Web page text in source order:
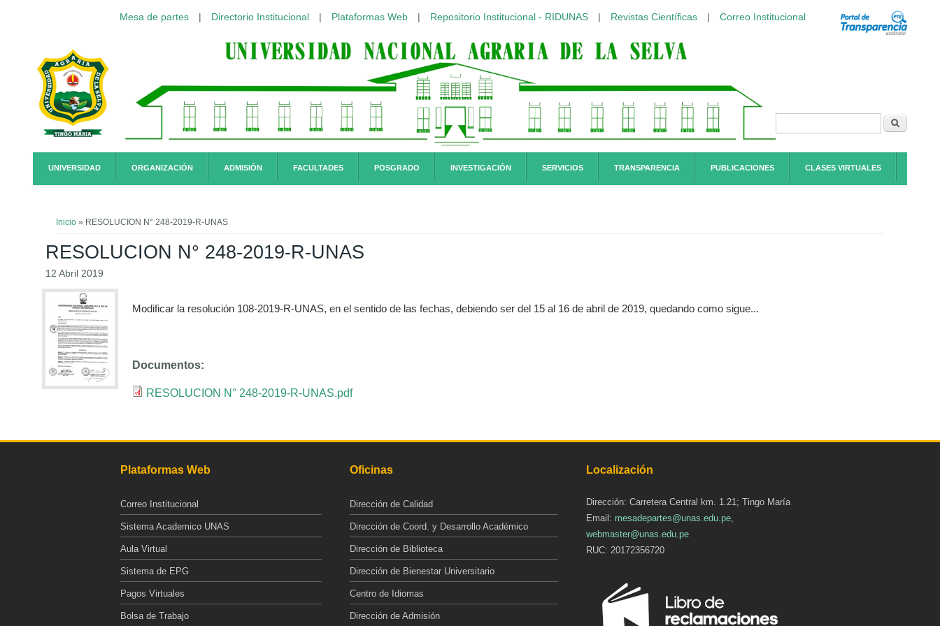
Mesa de partes | Directorio Institucional | Plataformas Web | Repositorio Institucional - RIDUNAS | Revistas Científicas | Correo Institucional
Formulario de
UNIVERSIDAD ORGANIZACIÓN ADMISIÓN FACULTADES POSGRADO INVESTIGACIÓN SERVICIOS TRANSPARENCIA PUBLICACIONES CLASES VIRTUALES
Inicio » RESOLUCION N° 248-2019-R-UNAS
RESOLUCION N° 248-2019-R-UNAS
12 Abril 2019
Modificar la resolución 108-2019-R-UNAS, en el sentido de las fechas, debiendo ser del 15 al 16 de abril de 2019, quedando como sigue...
Documentos:
RESOLUCION N° 248-2019-R-UNAS.pdf
Plataformas Web
Correo Institucional
Sistema Academico UNAS
Aula Virtual
Sistema de EPG
Pagos Virtuales
Bolsa de Trabajo
Oficinas
Dirección de Calidad
Dirección de Coord. y Desarrollo Académico
Dirección de Biblioteca
Dirección de Bienestar Universitario
Centro de Idiomas
Dirección de Admisión
Localización
Dirección: Carretera Central km. 1.21; Tingo María
Email: mesadepartes@unas.edu.pe,
webmaster@unas.edu.pe
RUC: 20172356720